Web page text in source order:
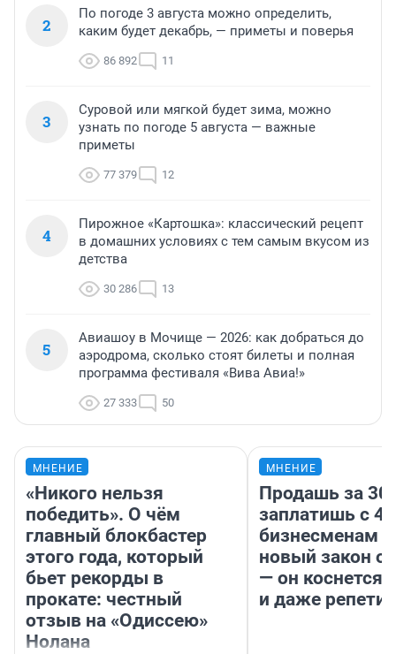
2
По погоде 3 августа можно определить,
каким будет декабрь, — приметы и поверья
86 892 11
3
Суровой или мягкой будет зима, можно
узнать по погоде 5 августа — важные
приметы
77 379 12
4
Пирожное «Картошка»: классический рецепт
в домашних условиях с тем самым вкусом из
детства
30 286 13
5
Авиашоу в Мочище — 2026: как добраться до
аэродрома, сколько стоят билеты и полная
программа фестиваля «Вива Авиа!»
27 333 50
МНЕНИЕ
«Никого нельзя
победить». О чём
главный блокбастер
этого года, который
бьет рекорды в
прокате: честный
отзыв на «Одиссею»
Нолана
МНЕНИЕ
Продашь за
заплатишь с
бизнесменам
новый закон о
— он коснется
и даже